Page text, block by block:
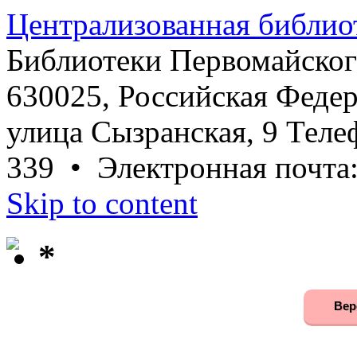
Централизованная
Библиотеки
630025, Российская
улица Сызранская, 9
339 • Электронная
Skip to content
*